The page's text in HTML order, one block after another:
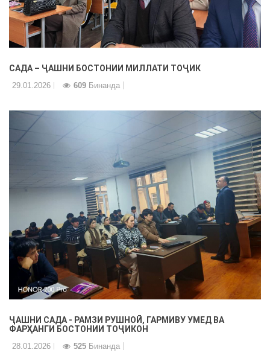
САДА – ҶАШНИ БОСТОНИИ МИЛЛАТИ ТОҶИК
29.01.2026 609 Бинанда
ҶАШНИ САДА - РАМЗИ РУШНОӢ, ГАРМИВУ УМЕД ВА
ФАРҲАНГИ БОСТОНИИ ТОҶИКОН
28.01.2026 525 Бинанда